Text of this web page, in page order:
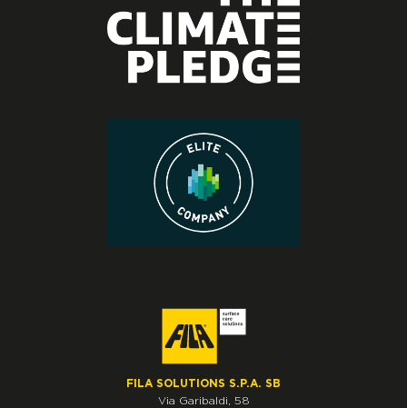
FILA SOLUTIONS S.P.A. SB
Via Garibaldi, 58